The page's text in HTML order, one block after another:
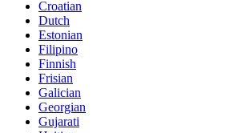
Croatian
Dutch
Estonian
Filipino
Finnish
Frisian
Galician
Georgian
Gujarati